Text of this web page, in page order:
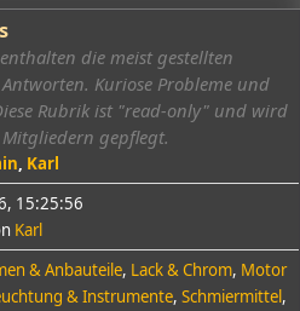
die meist gestellten
Kuriose Probleme und
Rubrik ist "read-only" und wird
gepflegt.
, Karl
15:25:56
Karl
& Anbauteile Lack & Chrom Motor
& Instrumente Schmiermittel